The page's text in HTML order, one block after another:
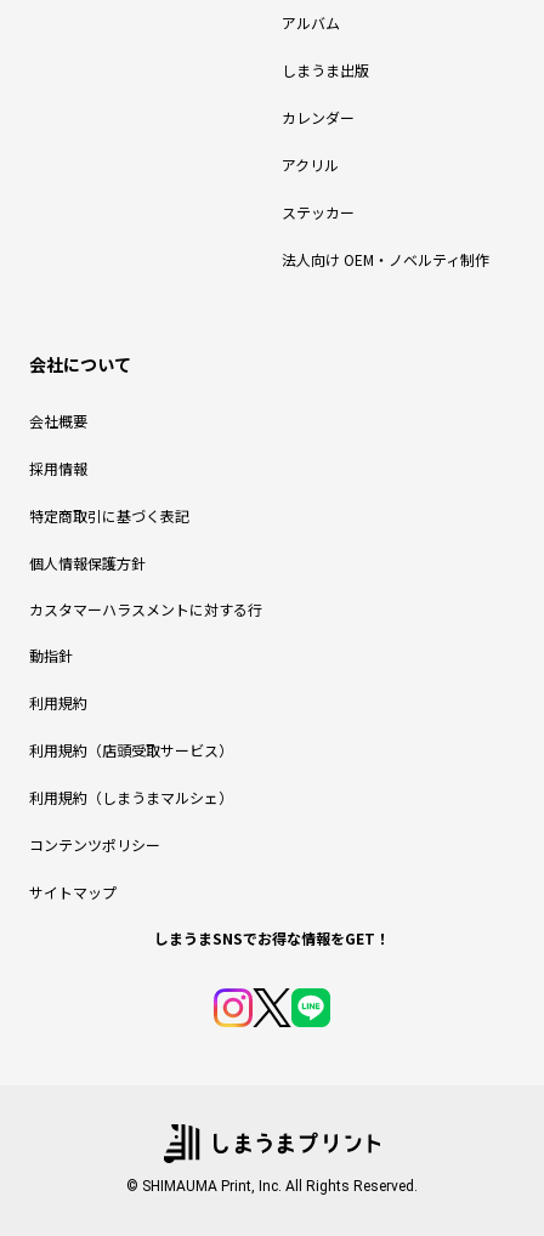
アルバム
しまうま出版
カレンダー
アクリル
ステッカー
法人向け OEM・ノベルティ制作
会社について
会社概要
採用情報
特定商取引に基づく表記
個人情報保護方針
カスタマーハラスメントに対する行
動指針
利用規約
利用規約（店頭受取サービス）
利用規約（しまうまマルシェ）
コンテンツポリシー
サイトマップ
しまうまSNSでお得な情報をGET！
© SHIMAUMA Print, Inc. All Rights Reserved.